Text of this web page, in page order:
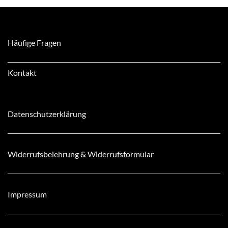
Häufige Fragen
Kontakt
Datenschutzerklärung
Widerrufsbelehrung & Widerrufsformular
Impressum